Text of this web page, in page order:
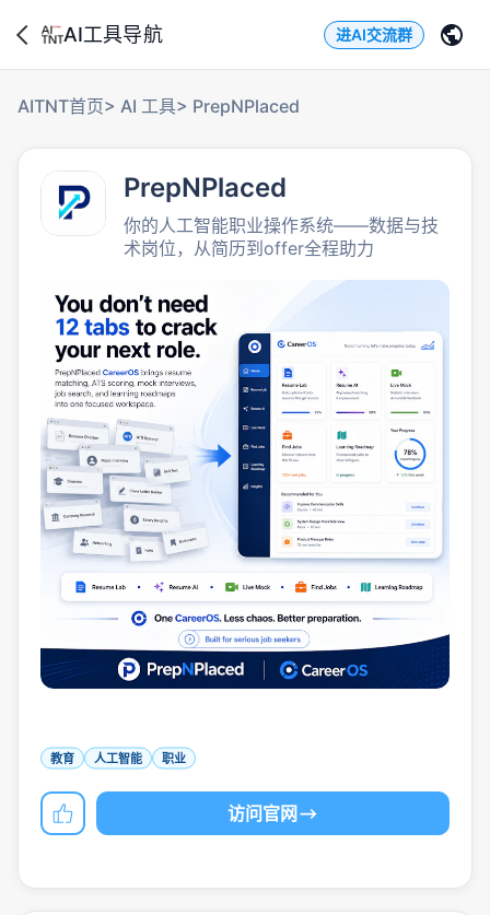
AI工具导航 进AI交流群
AITNT首页> AI 工具> PrepNPlaced
PrepNPlaced
你的人工智能职业操作系统——数据与技
术岗位，从简历到offer全程助力
教育 人工智能 职业
访问官网